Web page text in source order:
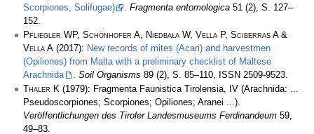
Scorpiones, Solifugae)
. Fragmenta entomologica 51 (2), S. 127–
152.
Pfliegler WP, Schönhofer A, Niedbała W, Vella P, Sciberras A &
Vella A (2017): New records of mites (Acari) and harvestmen
(Opiliones) from Malta with a preliminary checklist of Maltese
Arachnida
. Soil Organisms 89 (2), S. 85–110, ISSN 2509-9523.
Thaler K (1979): Fragmenta Faunistica Tirolensia, IV (Arachnida: ...
Pseudoscorpiones; Scorpiones; Opiliones; Aranei ...).
Veröffentlichungen des Tiroler Landesmuseums Ferdinandeum 59,
49–83.